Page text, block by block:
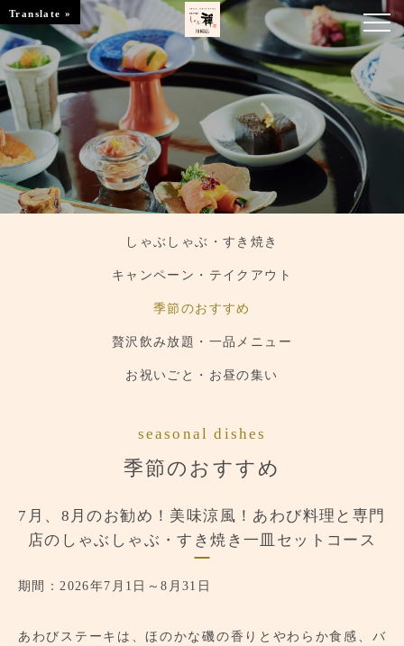
お知らせ
お品書き
くつろぎのお部屋
店舗情報
ブランドトップ
しゃぶしゃぶ・すき焼き
キャンペーン・テイクアウト
季節のおすすめ
贅沢飲み放題・一品メニュー
お祝いごと・お昼の集い
seasonal dishes
季節のおすすめ
7月、8月のお勧め！美味涼風！あわび料理と専門
店のしゃぶしゃぶ・すき焼き一皿セットコース
期間：2026年7月1日～8月31日
あわびステーキは、ほのかな磯の香りとやわらか食感、バ
Translate »